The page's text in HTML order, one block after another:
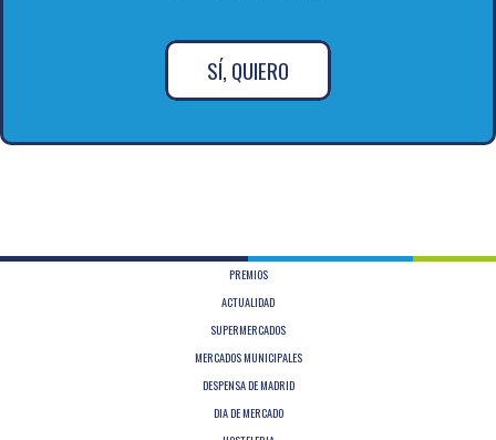
SÍ, QUIERO
PREMIOS
ACTUALIDAD
SUPERMERCADOS
MERCADOS MUNICIPALES
DESPENSA DE MADRID
DIA DE MERCADO